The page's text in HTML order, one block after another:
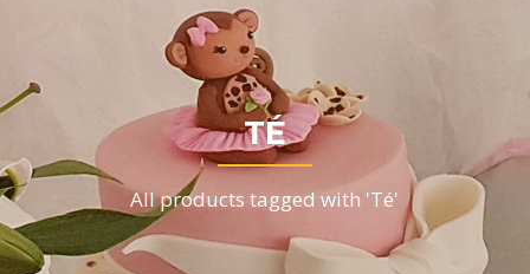
TÉ
All products tagged with 'Té'